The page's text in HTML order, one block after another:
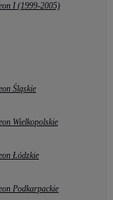
I (1999-2005)
Śląskie
Wielkopolskie
Łódzkie
Podkarpackie